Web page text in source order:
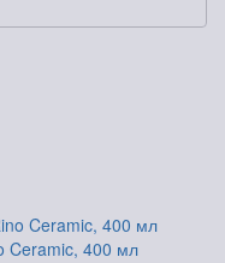
Ceramic, 400 мл